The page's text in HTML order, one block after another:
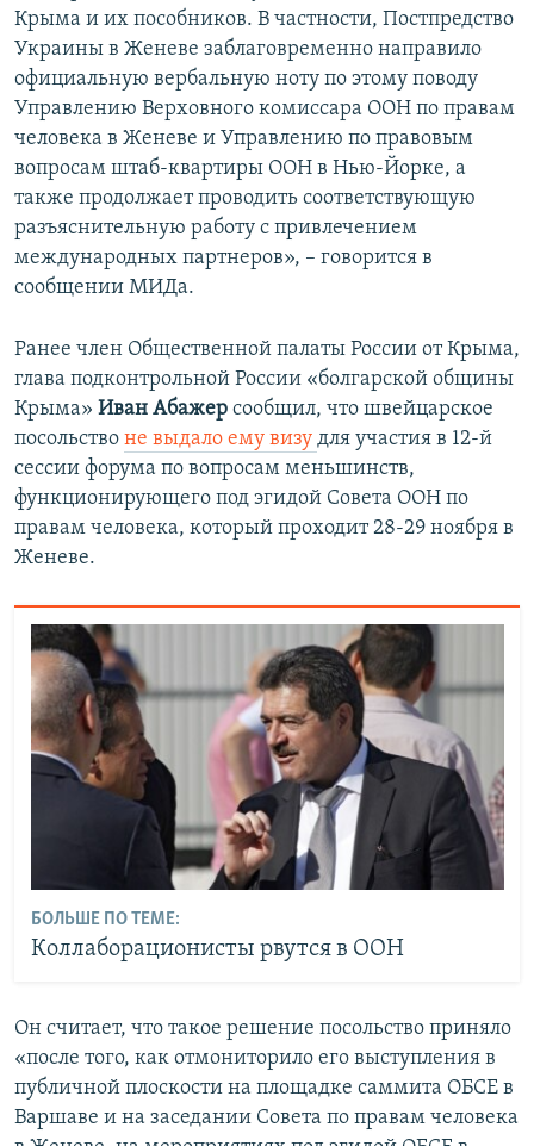
Крыма и их пособников. В частности, Постпредство
Украины в Женеве заблаговременно направило
официальную вербальную ноту по этому поводу
Управлению Верховного комиссара ООН по правам
человека в Женеве и Управлению по правовым
вопросам штаб-квартиры ООН в Нью-Йорке, а
также продолжает проводить соответствующую
разъяснительную работу с привлечением
международных партнеров», – говорится в
сообщении МИДа.
Ранее член Общественной палаты России от Крыма,
глава подконтрольной России «болгарской общины
Крыма» Иван Абажер сообщил, что швейцарское
посольство не выдало ему визу для участия в 12-й
сессии форума по вопросам меньшинств,
функционирующего под эгидой Совета ООН по
правам человека, который проходит 28-29 ноября в
Женеве.
БОЛЬШЕ ПО ТЕМЕ:
Коллаборационисты рвутся в ООН
Он считает, что такое решение посольство приняло
«после того, как отмониторило его выступления в
публичной плоскости на площадке саммита ОБСЕ в
Варшаве и на заседании Совета по правам человека